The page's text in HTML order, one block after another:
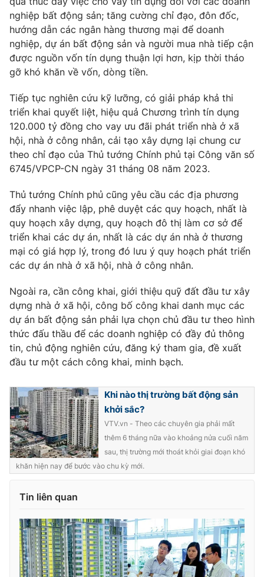
nghiệp bất động sản; tăng cường chỉ đạo, đôn đốc,
hướng dẫn các ngân hàng thương mại để doanh
nghiệp, dự án bất động sản và người mua nhà tiếp cận
được nguồn vốn tín dụng thuận lợi hơn, kịp thời tháo
gỡ khó khăn về vốn, dòng tiền.
Tiếp tục nghiên cứu kỹ lưỡng, có giải pháp khả thi
triển khai quyết liệt, hiệu quả Chương trình tín dụng
120.000 tỷ đồng cho vay ưu đãi phát triển nhà ở xã
hội, nhà ở công nhân, cải tạo xây dựng lại chung cư
theo chỉ đạo của Thủ tướng Chính phủ tại Công văn số
6745/VPCP-CN ngày 31 tháng 08 năm 2023.
Thủ tướng Chính phủ cũng yêu cầu các địa phương
đẩy nhanh việc lập, phê duyệt các quy hoạch, nhất là
quy hoạch xây dựng, quy hoạch đô thị làm cơ sở để
triển khai các dự án, nhất là các dự án nhà ở thương
mại có giá hợp lý, trong đó lưu ý quy hoạch phát triển
các dự án nhà ở xã hội, nhà ở công nhân.
Ngoài ra, cần công khai, giới thiệu quỹ đất đầu tư xây
dựng nhà ở xã hội, công bố công khai danh mục các
dự án bất động sản phải lựa chọn chủ đầu tư theo hình
thức đấu thầu để các doanh nghiệp có đầy đủ thông
tin, chủ động nghiên cứu, đăng ký tham gia, đề xuất
đầu tư một cách công khai, minh bạch.
Khi nào thị trường bất động sản
khởi sắc?
VTV.vn - Theo các chuyên gia phải mất
thêm 6 tháng nữa vào khoảng nửa cuối năm
sau, thị trường mới thoát khỏi giai đoạn khó
khăn hiện nay để bước vào chu kỳ mới.
Tin liên quan